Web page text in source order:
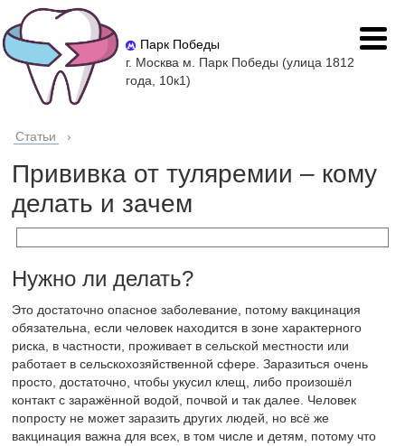
Парк Победы
г. Москва м. Парк Победы (улица 1812
года, 10к1)
Статьи ›
Прививка от туляремии – кому
делать и зачем
Нужно ли делать?
Это достаточно опасное заболевание, потому вакцинация
обязательна, если человек находится в зоне характерного
риска, в частности, проживает в сельской местности или
работает в сельскохозяйственной сфере. Заразиться очень
просто, достаточно, чтобы укусил клещ, либо произошёл
контакт с заражённой водой, почвой и так далее. Человек
попросту не может заразить других людей, но всё же
вакцинация важна для всех, в том числе и детям, потому что